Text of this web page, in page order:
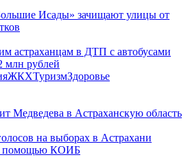
Исады» зачищают улицы от
астраханцам в ДТП с автобусами
млн рублей
ЖКХТуризмЗдоровье
Медведева в Астраханскую область
на выборах в Астрахани
помощью КОИБ